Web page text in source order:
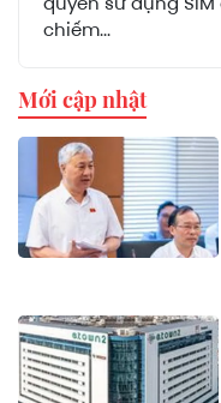
chiếm...
Mới cập nhật